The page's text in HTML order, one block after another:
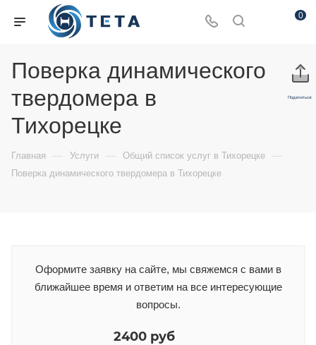
0
Поделиться:
Поверка динамического
твердомера в
Тихорецке
Главная — Услуги — Общий список услуг в Тихорецке —
Поверка динамического твердомера в Тихорецке
Оформите заявку на сайте, мы свяжемся с вами в
ближайшее время и ответим на все интересующие
вопросы.
2400 руб